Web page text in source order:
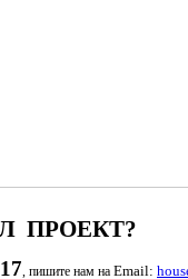
ПРОЕКТ?
, пишите нам на Email: